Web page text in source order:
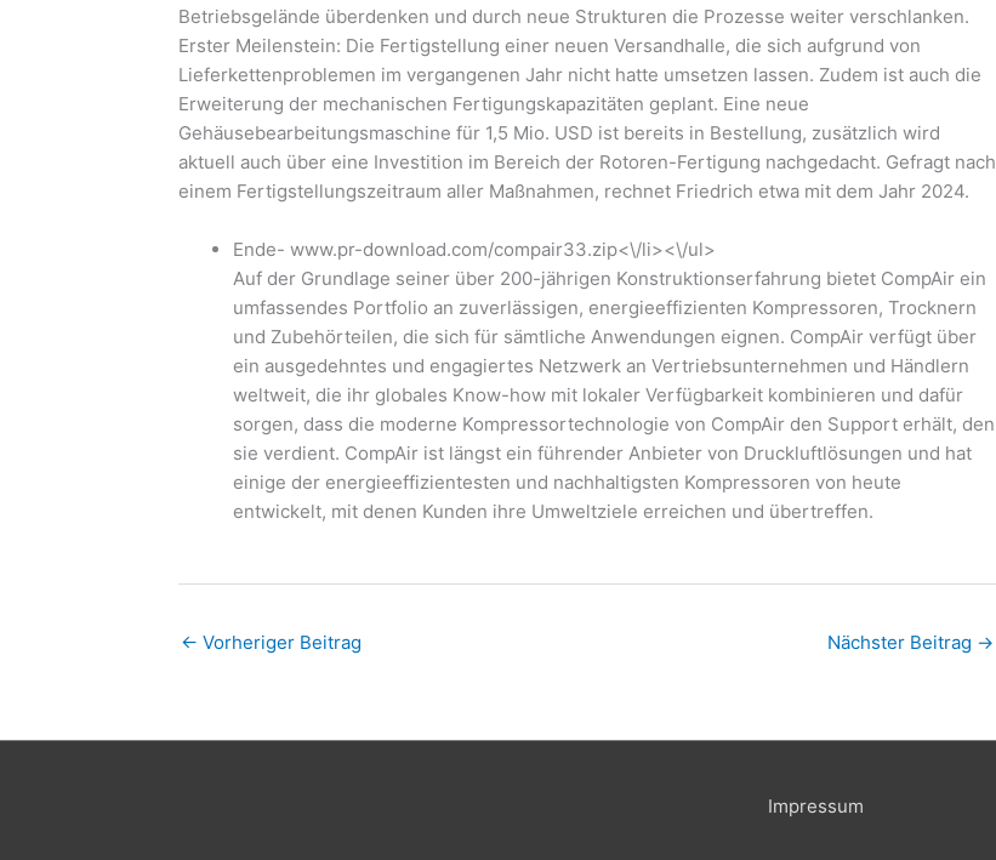
Betriebsgelände überdenken und durch neue Strukturen die Prozesse weiter verschlanken.
Erster Meilenstein: Die Fertigstellung einer neuen Versandhalle, die sich aufgrund von
Lieferkettenproblemen im vergangenen Jahr nicht hatte umsetzen lassen. Zudem ist auch die
Erweiterung der mechanischen Fertigungskapazitäten geplant. Eine neue
Gehäusebearbeitungsmaschine für 1,5 Mio. USD ist bereits in Bestellung, zusätzlich wird
aktuell auch über eine Investition im Bereich der Rotoren-Fertigung nachgedacht. Gefragt nach
einem Fertigstellungszeitraum aller Maßnahmen, rechnet Friedrich etwa mit dem Jahr 2024.
Ende- www.pr-download.com/compair33.zip<\/li><\/ul>
Auf der Grundlage seiner über 200-jährigen Konstruktionserfahrung bietet CompAir ein
umfassendes Portfolio an zuverlässigen, energieeffizienten Kompressoren, Trocknern
und Zubehörteilen, die sich für sämtliche Anwendungen eignen. CompAir verfügt über
ein ausgedehntes und engagiertes Netzwerk an Vertriebsunternehmen und Händlern
weltweit, die ihr globales Know-how mit lokaler Verfügbarkeit kombinieren und dafür
sorgen, dass die moderne Kompressortechnologie von CompAir den Support erhält, den
sie verdient. CompAir ist längst ein führender Anbieter von Druckluftlösungen und hat
einige der energieeffizientesten und nachhaltigsten Kompressoren von heute
entwickelt, mit denen Kunden ihre Umweltziele erreichen und übertreffen.
← Vorheriger Beitrag Nächster Beitrag →
Impressum